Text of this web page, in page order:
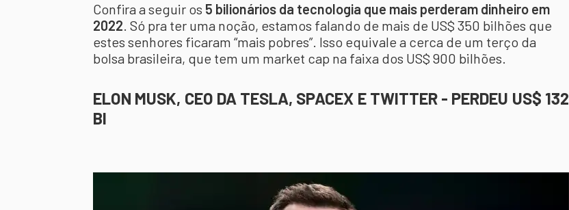
Confira a seguir os 5 bilionários da tecnologia que mais perderam dinheiro em
2022. Só pra ter uma noção, estamos falando de mais de US$ 350 bilhões que
estes senhores ficaram “mais pobres”. Isso equivale a cerca de um terço da
bolsa brasileira, que tem um market cap na faixa dos US$ 900 bilhões.
ELON MUSK, CEO DA TESLA, SPACEX E TWITTER - PERDEU US$ 132
BI